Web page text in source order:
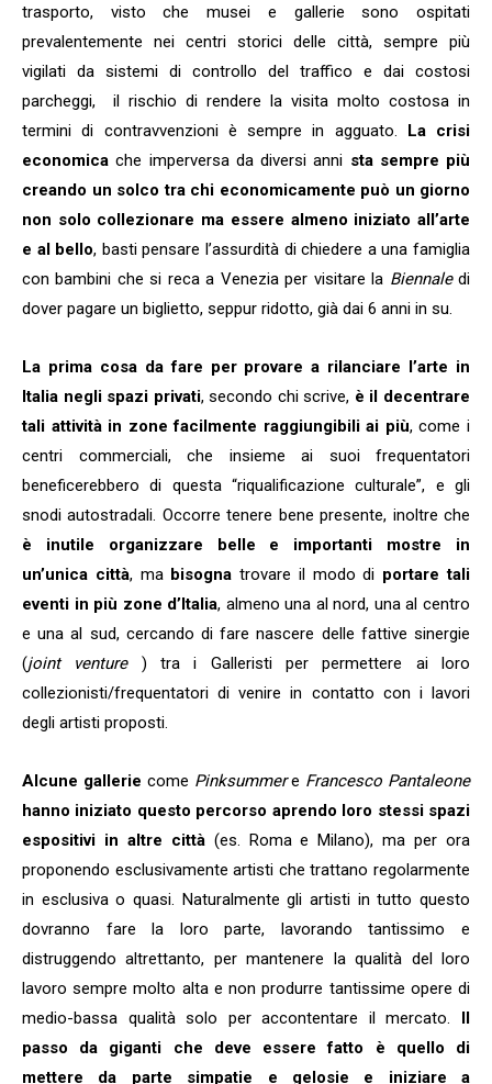
trasporto, visto che musei e gallerie sono ospitati
prevalentemente nei centri storici delle città, sempre più
vigilati da sistemi di controllo del traffico e dai costosi
parcheggi, il rischio di rendere la visita molto costosa in
termini di contravvenzioni è sempre in agguato. La crisi
economica che imperversa da diversi anni sta sempre più
creando un solco tra chi economicamente può un giorno
non solo collezionare ma essere almeno iniziato all’arte
e al bello, basti pensare l’assurdità di chiedere a una famiglia
con bambini che si reca a Venezia per visitare la Biennaledi
dover pagare un biglietto, seppur ridotto, già dai 6 anni in su.
La prima cosa da fare per provare a rilanciare l’arte in
Italia negli spazi privati, secondo chi scrive, è il decentrare
tali attività in zone facilmente raggiungibili ai più, come i
centri commerciali, che insieme ai suoi frequentatori
beneficerebbero di questa “riqualificazione culturale”, e gli
snodi autostradali. Occorre tenere bene presente, inoltre che
è inutile organizzare belle e importanti mostre in
un’unica città, ma bisogna trovare il modo di portare tali
eventi in più zone d’Italia, almeno una al nord, una al centro
e una al sud, cercando di fare nascere delle fattive sinergie
(joint venture) tra i Galleristi per permettere ai loro
collezionisti/frequentatori di venire in contatto con i lavori
degli artisti proposti.
Alcune gallerie come Pinksummere Francesco Pantaleone
hanno iniziato questo percorso aprendo loro stessi spazi
espositivi in altre città(es. Roma e Milano), ma per ora
proponendo esclusivamente artisti che trattano regolarmente
in esclusiva o quasi. Naturalmente gli artisti in tutto questo
dovranno fare la loro parte, lavorando tantissimo e
distruggendo altrettanto, per mantenere la qualità del loro
lavoro sempre molto alta e non produrre tantissime opere di
medio-bassa qualità solo per accontentare il mercato. Il
passo da giganti che deve essere fatto è quello di
mettere da parte simpatie e gelosie e iniziare a